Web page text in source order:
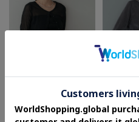
ビスチェシアーアンサンブル
5,940
40 %OFF
チュールベ
7,128
20 %OFF